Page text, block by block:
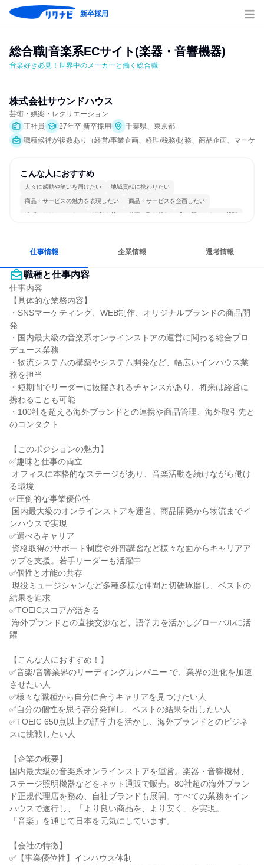
新卒採用
総合職|音楽系ECサイト(楽器・音響機器)
音楽好き必見！世界中のメーカーと働く総合職
株式会社サウンドハウス
芸術・娯楽・レクリエーション
正社員
27年卒 新卒採用
千葉県、東京都
職種候補が複数あり（経営/事業企画、経理/税務/財務、商品企画、マーケ
こんな人におすすめ
人々に感動や笑いを届けたい 地域貢献に携わりたい
商品・サービスの魅力を表現したい 商品・サービスを企画したい
分析・リサーチしたい 情熱を持って仕事に取り組む 常に新しいものに挑戦
仕事情報 企業情報 選考情報
職種と仕事内容
仕事内容
【具体的な業務内容】
・SNSマーケティング、WEB制作、オリジナルブランドの商品開
発
・国内最大級の音楽系オンラインストアの運営に関わる総合プロ
デュース業務
・物流システムの構築やシステム開発など、幅広いインハウス業
務を担当
・短期間でリーダーに抜擢されるチャンスがあり、将来は経営に
携わることも可能
・100社を超える海外ブランドとの連携や商品管理、海外取引先と
のコンタクト
【このポジションの魅力】
✅趣味と仕事の両立
る環境
✅圧倒的な事業優位性
ンハウスで実現
✅選べるキャリア
ップを支援。若手リーダーも活躍中
✅個性と才能の共存
結果を追求
✅TOEICスコアが活きる
躍
【こんな人におすすめ！】
✅音楽/音響業界のリーディングカンパニー で、業界の進化を加速
させたい人
✅様々な職種から自分に合うキャリアを見つけたい人
✅自分の個性を思う存分発揮し、ベストの結果を出したい人
✅TOEIC 650点以上の語学力を活かし、海外ブランドとのビジネ
スに挑戦したい人
【企業の概要】
国内最大級の音楽系オンラインストアを運営。楽器・音響機材、
ステージ照明機器などをネット通販で販売。80社超の海外ブラン
ド正規代理店を務め、自社ブランドも展開。すべての業務をイン
ハウスで遂行し、「より良い商品を、より安く」を実現。
「音楽」を通じて日本を元気にしています。
【会社の特徴】
✅【事業優位性】インハウス体制